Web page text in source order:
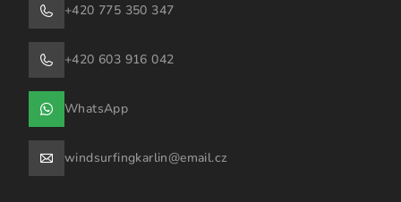
+420 775 350 347
+420 603 916 042
WhatsApp
windsurfingkarlin@email.cz